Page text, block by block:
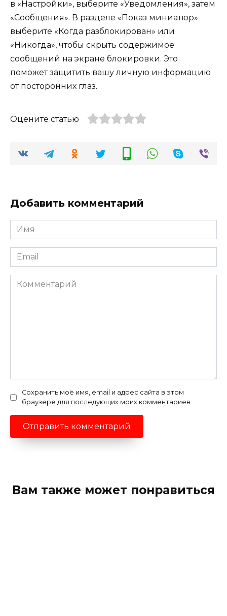
в «Настройки», выберите «Уведомления», затем
«Сообщения». В разделе «Показ миниатюр»
выберите «Когда разблокирован» или
«Никогда», чтобы скрыть содержимое
сообщений на экране блокировки. Это
поможет защитить вашу личную информацию
от посторонних глаз.
Оцените статью
Добавить комментарий
Имя
*
Email
*
Комментарий
Сохранить моё имя, email и адрес сайта в этом
браузере для последующих моих комментариев.
Вам также может понравиться